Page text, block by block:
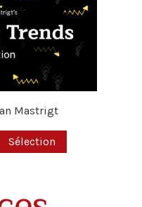
Mastrigt
Sélection